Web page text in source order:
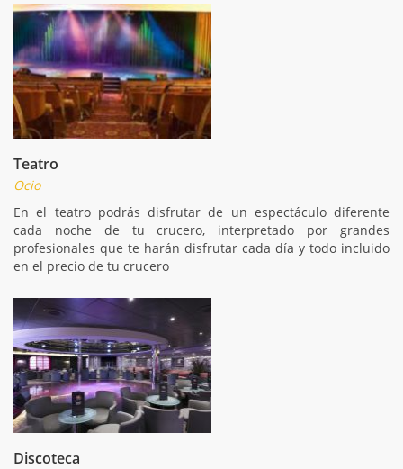
Teatro
Ocio
En el teatro podrás disfrutar de un espectáculo diferente
cada noche de tu crucero, interpretado por grandes
profesionales que te harán disfrutar cada día y todo incluido
en el precio de tu crucero
Discoteca